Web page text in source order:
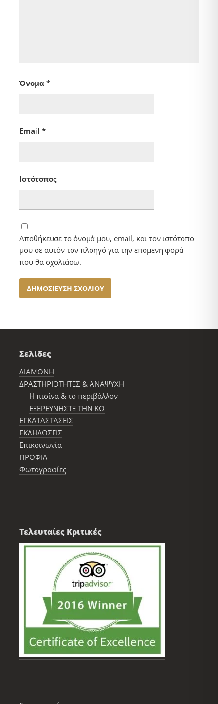
Όνομα *
Email *
Ιστότοπος
Αποθήκευσε το όνομά μου, email, και τον ιστότοπο
μου σε αυτόν τον πλοηγό για την επόμενη φορά
που θα σχολιάσω.
Σελίδες
ΔΙΑΜΟΝΗ
ΔΡΑΣΤΗΡΙΟΤΗΤΕΣ & ΑΝΑΨΥΧΗ
Η πισίνα & το περιβάλλον
ΕΞΕΡΕΥΝΗΣΤΕ ΤΗΝ ΚΩ
ΕΓΚΑΤΑΣΤΑΣΕΙΣ
ΕΚΔΗΛΩΣΕΙΣ
Επικοινωνία
ΠΡΟΦΙΛ
Φωτογραφίες
Τελευταίες Κριτικές